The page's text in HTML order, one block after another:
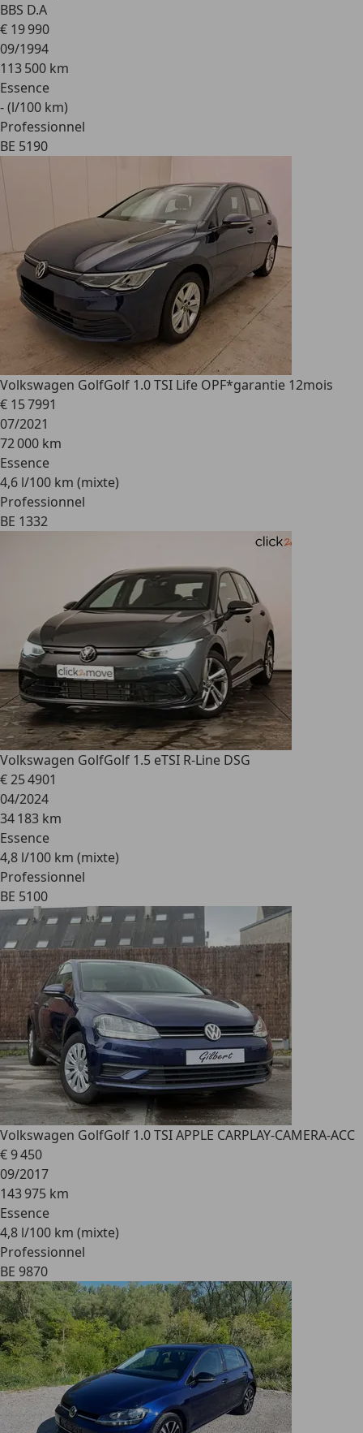
BBS D.A
€ 19 990
09/1994
113 500 km
Essence
- (l/100 km)
Professionnel
BE 5190
Volkswagen GolfGolf 1.0 TSI Life OPF*garantie 12mois
€ 15 7991
07/2021
72 000 km
Essence
4,6 l/100 km (mixte)
Professionnel
BE 1332
Volkswagen GolfGolf 1.5 eTSI R-Line DSG
€ 25 4901
04/2024
34 183 km
Essence
4,8 l/100 km (mixte)
Professionnel
BE 5100
Volkswagen GolfGolf 1.0 TSI APPLE CARPLAY-CAMERA-ACC
€ 9 450
09/2017
143 975 km
Essence
4,8 l/100 km (mixte)
Professionnel
BE 9870